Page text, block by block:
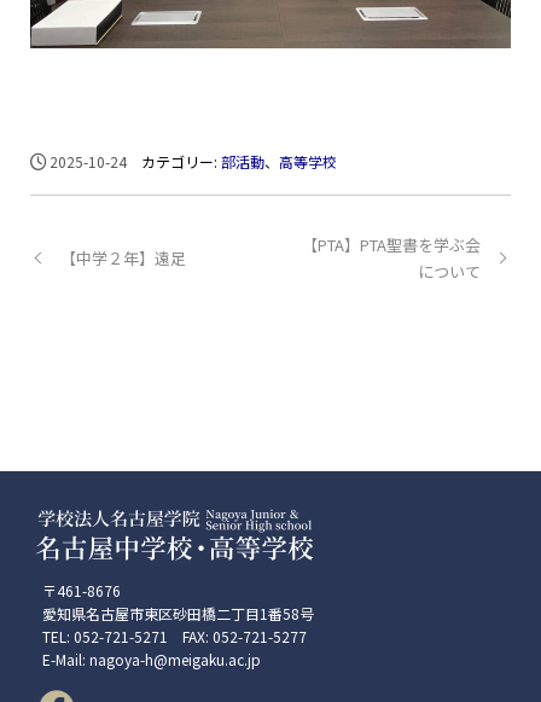
2025-10-24 カテゴリー:部活動、高等学校
【中学２年】遠足
【PTA】PTA聖書を学ぶ会
について
〒461-8676
愛知県名古屋市東区砂田橋二丁目1番58号
TEL: 052-721-5271 FAX: 052-721-5277
E-Mail: nagoya-h@meigaku.ac.jp